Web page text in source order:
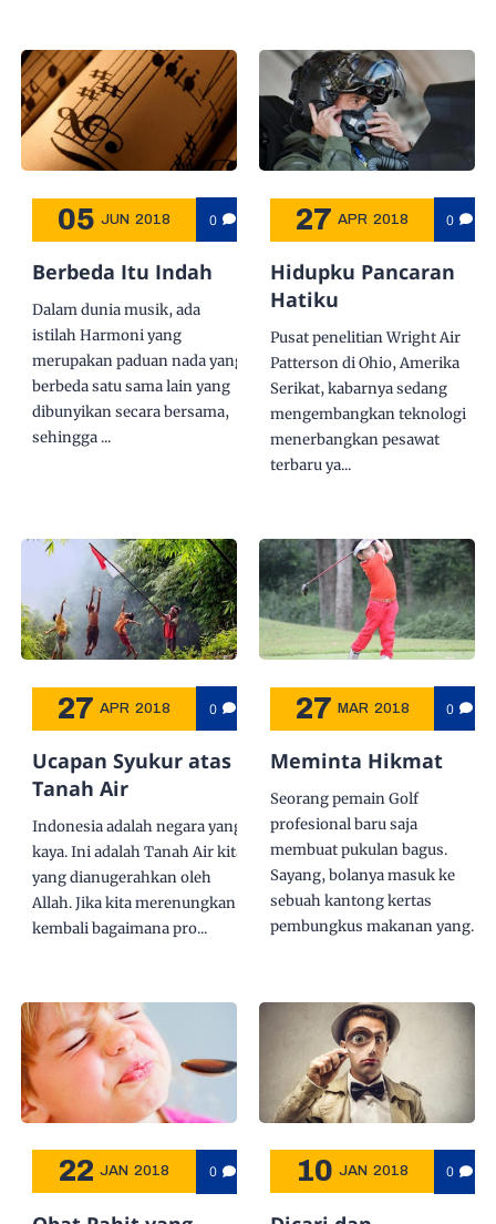
05 JUN 2018 0
Berbeda Itu Indah
Dalam dunia musik, ada
istilah Harmoni yang
merupakan paduan nada yang
berbeda satu sama lain yang
dibunyikan secara bersama,
sehingga ...
27 APR 2018 0
Hidupku Pancaran
Hatiku
Pusat penelitian Wright Air
Patterson di Ohio, Amerika
Serikat, kabarnya sedang
mengembangkan teknologi
menerbangkan pesawat
terbaru ya...
27 APR 2018 0
Ucapan Syukur atas
Tanah Air
Indonesia adalah negara yang
kaya. Ini adalah Tanah Air kita
yang dianugerahkan oleh
Allah. Jika kita merenungkan
kembali bagaimana pro...
27 MAR 2018 0
Meminta Hikmat
Seorang pemain Golf
profesional baru saja
membuat pukulan bagus.
Sayang, bolanya masuk ke
sebuah kantong kertas
pembungkus makanan yang...
22 JAN 2018 0 10 JAN 2018 0